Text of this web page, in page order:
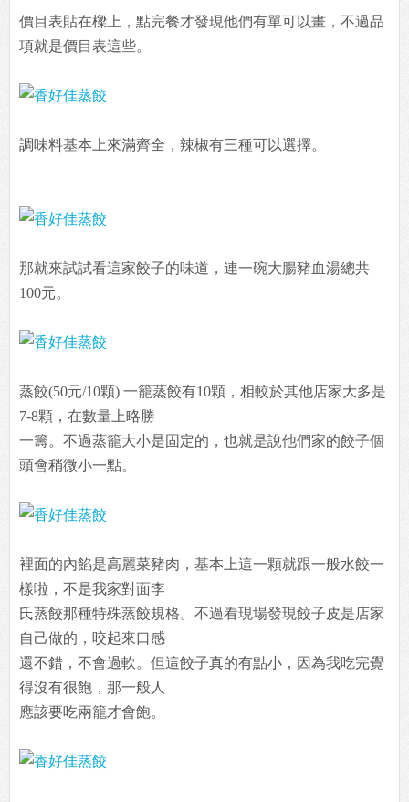
價目表貼在樑上，點完餐才發現他們有單可以畫，不過品
項就是價目表這些。
調味料基本上來滿齊全，辣椒有三種可以選擇。
那就來試試看這家餃子的味道，連一碗大腸豬血湯總共
100元。
蒸餃(50元/10顆) 一籠蒸餃有10顆，相較於其他店家大多是
7-8顆，在數量上略勝
一籌。不過蒸籠大小是固定的，也就是說他們家的餃子個
頭會稍微小一點。
裡面的內餡是高麗菜豬肉，基本上這一顆就跟一般水餃一
樣啦，不是我家對面李
氏蒸餃那種特殊蒸餃規格。不過看現場發現餃子皮是店家
自己做的，咬起來口感
還不錯，不會過軟。但這餃子真的有點小，因為我吃完覺
得沒有很飽，那一般人
應該要吃兩籠才會飽。